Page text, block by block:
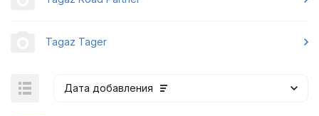
Tagaz Tager
Дата добавления